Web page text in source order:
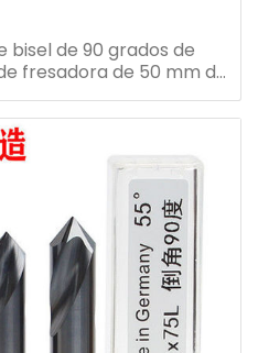
bisel de 90 grados de
fresadora de 50 mm de